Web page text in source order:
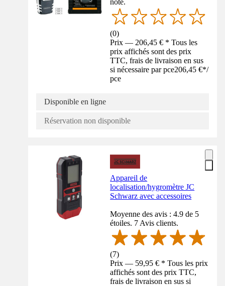
(0)
Prix — 206,45 € * Tous les
prix affichés sont des prix
TTC, frais de livraison en sus
si nécessaire par pce206,45 €*/
pce
Disponible en ligne
Réservation non disponible
Appareil de
localisation/hygromètre JC
Schwarz avec accessoires
Moyenne des avis : 4.9 de 5
étoiles. 7 Avis clients.
(7)
Prix — 59,95 € * Tous les prix
affichés sont des prix TTC,
frais de livraison en sus si